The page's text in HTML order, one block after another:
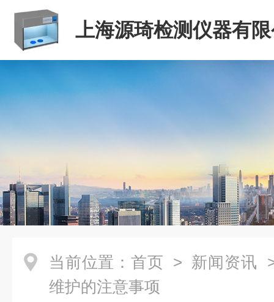
上海源琦检测仪器有
当前位置： 首页 > 新闻资讯
维护的注意事项